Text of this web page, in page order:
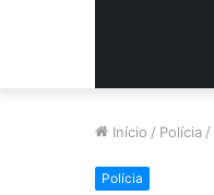
Início / Polícia /
Polícia